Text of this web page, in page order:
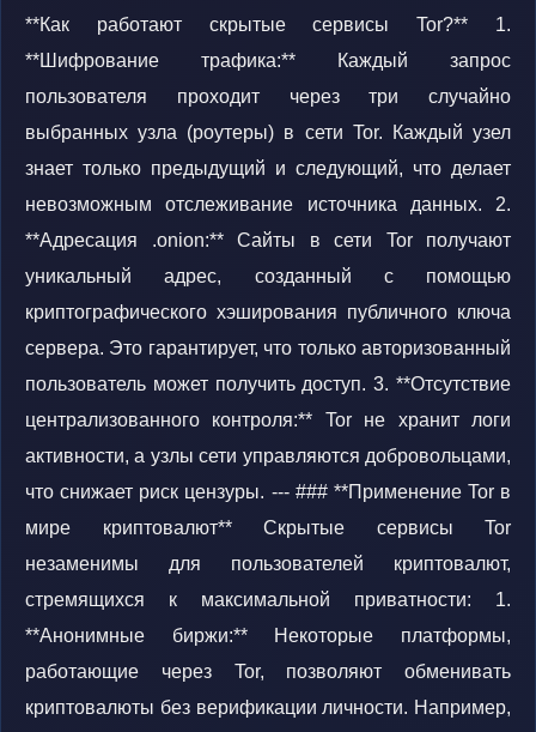
**Как работают скрытые сервисы Tor?** 1.
**Шифрование трафика:** Каждый запрос
пользователя проходит через три случайно
выбранных узла (роутеры) в сети Tor. Каждый узел
знает только предыдущий и следующий, что делает
невозможным отслеживание источника данных. 2.
**Адресация .onion:** Сайты в сети Tor получают
уникальный адрес, созданный с помощью
криптографического хэширования публичного ключа
сервера. Это гарантирует, что только авторизованный
пользователь может получить доступ. 3. **Отсутствие
централизованного контроля:** Tor не хранит логи
активности, а узлы сети управляются добровольцами,
что снижает риск цензуры. --- ### **Применение Tor в
мире криптовалют** Скрытые сервисы Tor
незаменимы для пользователей криптовалют,
стремящихся к максимальной приватности: 1.
**Анонимные биржи:** Некоторые платформы,
работающие через Tor, позволяют обменивать
криптовалюты без верификации личности. Например,